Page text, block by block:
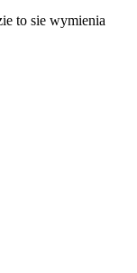
to sie wymienia